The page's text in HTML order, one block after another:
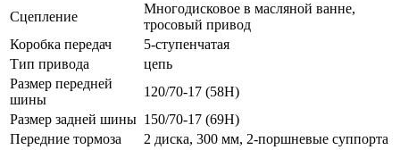
Сцепление
Многодисковое в масляной ванне,
тросовый привод
Коробка передач
5-ступенчатая
Тип привода
цепь
Размер передней
шины
120/70-17 (58H)
Размер задней шины 150/70-17 (69H)
Передние тормоза
2 диска, 300 мм, 2-поршневые суппорта